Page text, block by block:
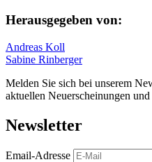
Herausgegeben von:
Andreas Koll
Sabine Rinberger
Melden Sie sich bei unserem
aktuellen Neuerscheinungen
Newsletter
Email-Adresse